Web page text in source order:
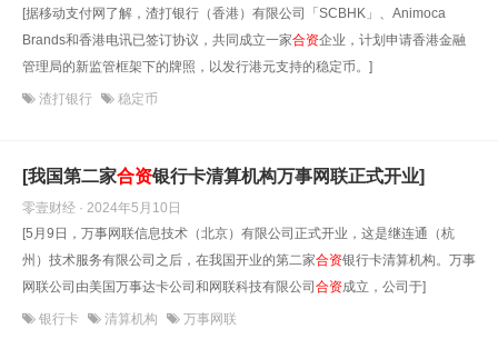
[据移动支付网了解，渣打银行（香港）有限公司「SCBHK」、Animoca
Brands和香港电讯已签订协议，共同成立一家合资企业，计划申请香港金融
管理局的新监管框架下的牌照，以发行港元支持的稳定币。]
渣打银行 稳定币
[我国第二家合资银行卡清算机构万事网联正式开业]
零壹财经 · 2024年5月10日
[5月9日，万事网联信息技术（北京）有限公司正式开业，这是继连通（杭
州）技术服务有限公司之后，在我国开业的第二家合资银行卡清算机构。万事
网联公司由美国万事达卡公司和网联科技有限公司合资成立，公司于]
银行卡 清算机构 万事网联